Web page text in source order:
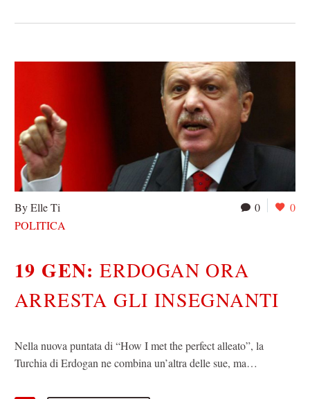
0 0
By Elle Ti
POLITICA
19 GEN:ERDOGAN ORA
ARRESTA GLI INSEGNANTI
Nella nuova puntata di “How I met the perfect alleato”, la
‪Turchia‬ di ‪Erdogan‬ ne combina un’altra delle sue, ma…